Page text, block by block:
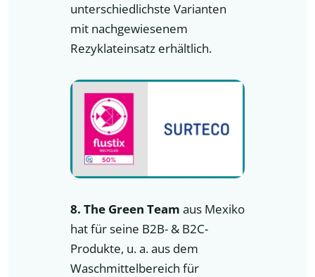
unterschiedlichste Varianten
mit nachgewiesenem
Rezyklateinsatz erhältlich.
8. The Green Team aus Mexiko
hat für seine B2B- & B2C-
Produkte, u. a. aus dem
Waschmittelbereich für